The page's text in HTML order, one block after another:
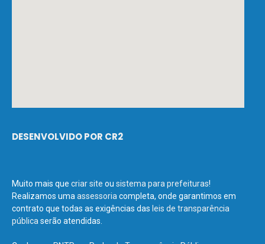
DESENVOLVIDO POR CR2
Muito mais que criar site ou sistema para prefeituras!
Realizamos uma assessoria completa, onde garantimos em
contrato que todas as exigências das leis de transparência
pública serão atendidas.